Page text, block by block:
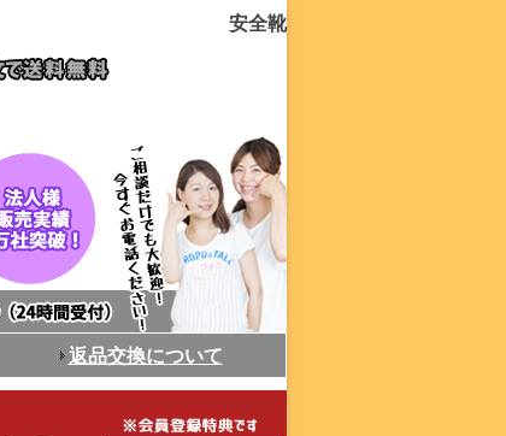
安全靴
返品交換について